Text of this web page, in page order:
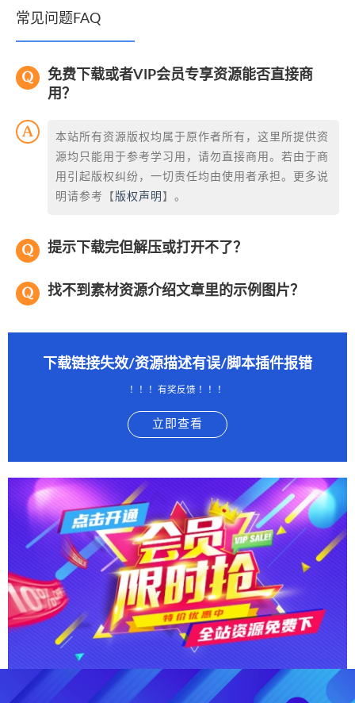
常见问题FAQ
免费下载或者VIP会员专享资源能否直接商
用？
本站所有资源版权均属于原作者所有，这里所提供资
源均只能用于参考学习用，请勿直接商用。若由于商
用引起版权纠纷，一切责任均由使用者承担。更多说
明请参考【 版权声明 】。
提示下载完但解压或打开不了？
找不到素材资源介绍文章里的示例图片？
下载链接失效/资源描述有误/脚本插件报错
！！！有奖反馈 ！！！
立即查看